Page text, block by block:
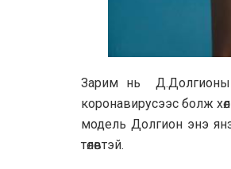
Зарим нь
коронавирусээс болж
модель Долгион энэ
төлөвтэй.